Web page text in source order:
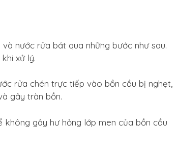
nước rửa bát qua những bước như sau.
xử lý.
rửa chén trực tiếp vào bồn cầu bị nghẹt,
gây tràn bồn.
gây hư hỏng lớp men của bồn cầu